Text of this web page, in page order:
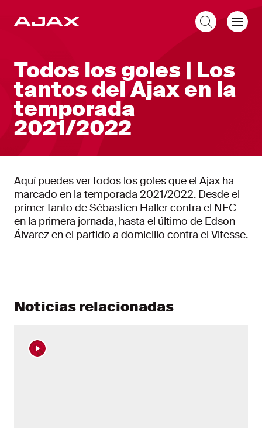
Todos los goles | Los
tantos del Ajax en la
temporada
2021/2022
Aquí puedes ver todos los goles que el Ajax ha
marcado en la temporada 2021/2022. Desde el
primer tanto de Sébastien Haller contra el NEC
en la primera jornada, hasta el último de Edson
Álvarez en el partido a domicilio contra el Vitesse.
Noticias relacionadas